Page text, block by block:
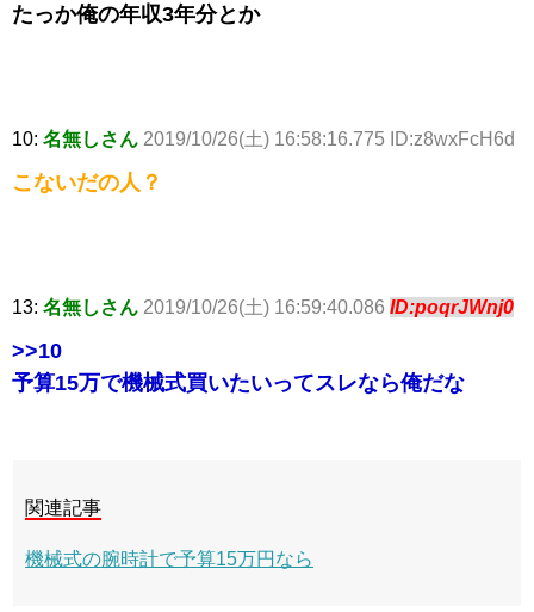
たっか俺の年収3年分とか
10: 名無しさん 2019/10/26(土) 16:58:16.775 ID:z8wxFcH6d
こないだの人？
13: 名無しさん 2019/10/26(土) 16:59:40.086 ID:poqrJWnj0
>>10
予算15万で機械式買いたいってスレなら俺だな
関連記事
機械式の腕時計で予算15万円なら